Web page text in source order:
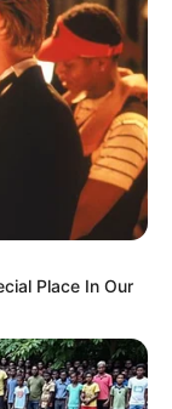
Place In Our